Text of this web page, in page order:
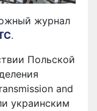
журнал
.
Польской
and
украинским